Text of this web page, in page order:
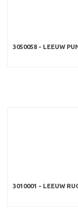
3050058 - LEEUW
3010001 - LEEUW